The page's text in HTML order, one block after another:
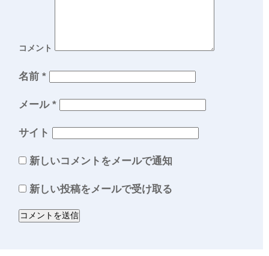
コメント
名前 *
メール *
サイト
新しいコメントをメールで通知
新しい投稿をメールで受け取る